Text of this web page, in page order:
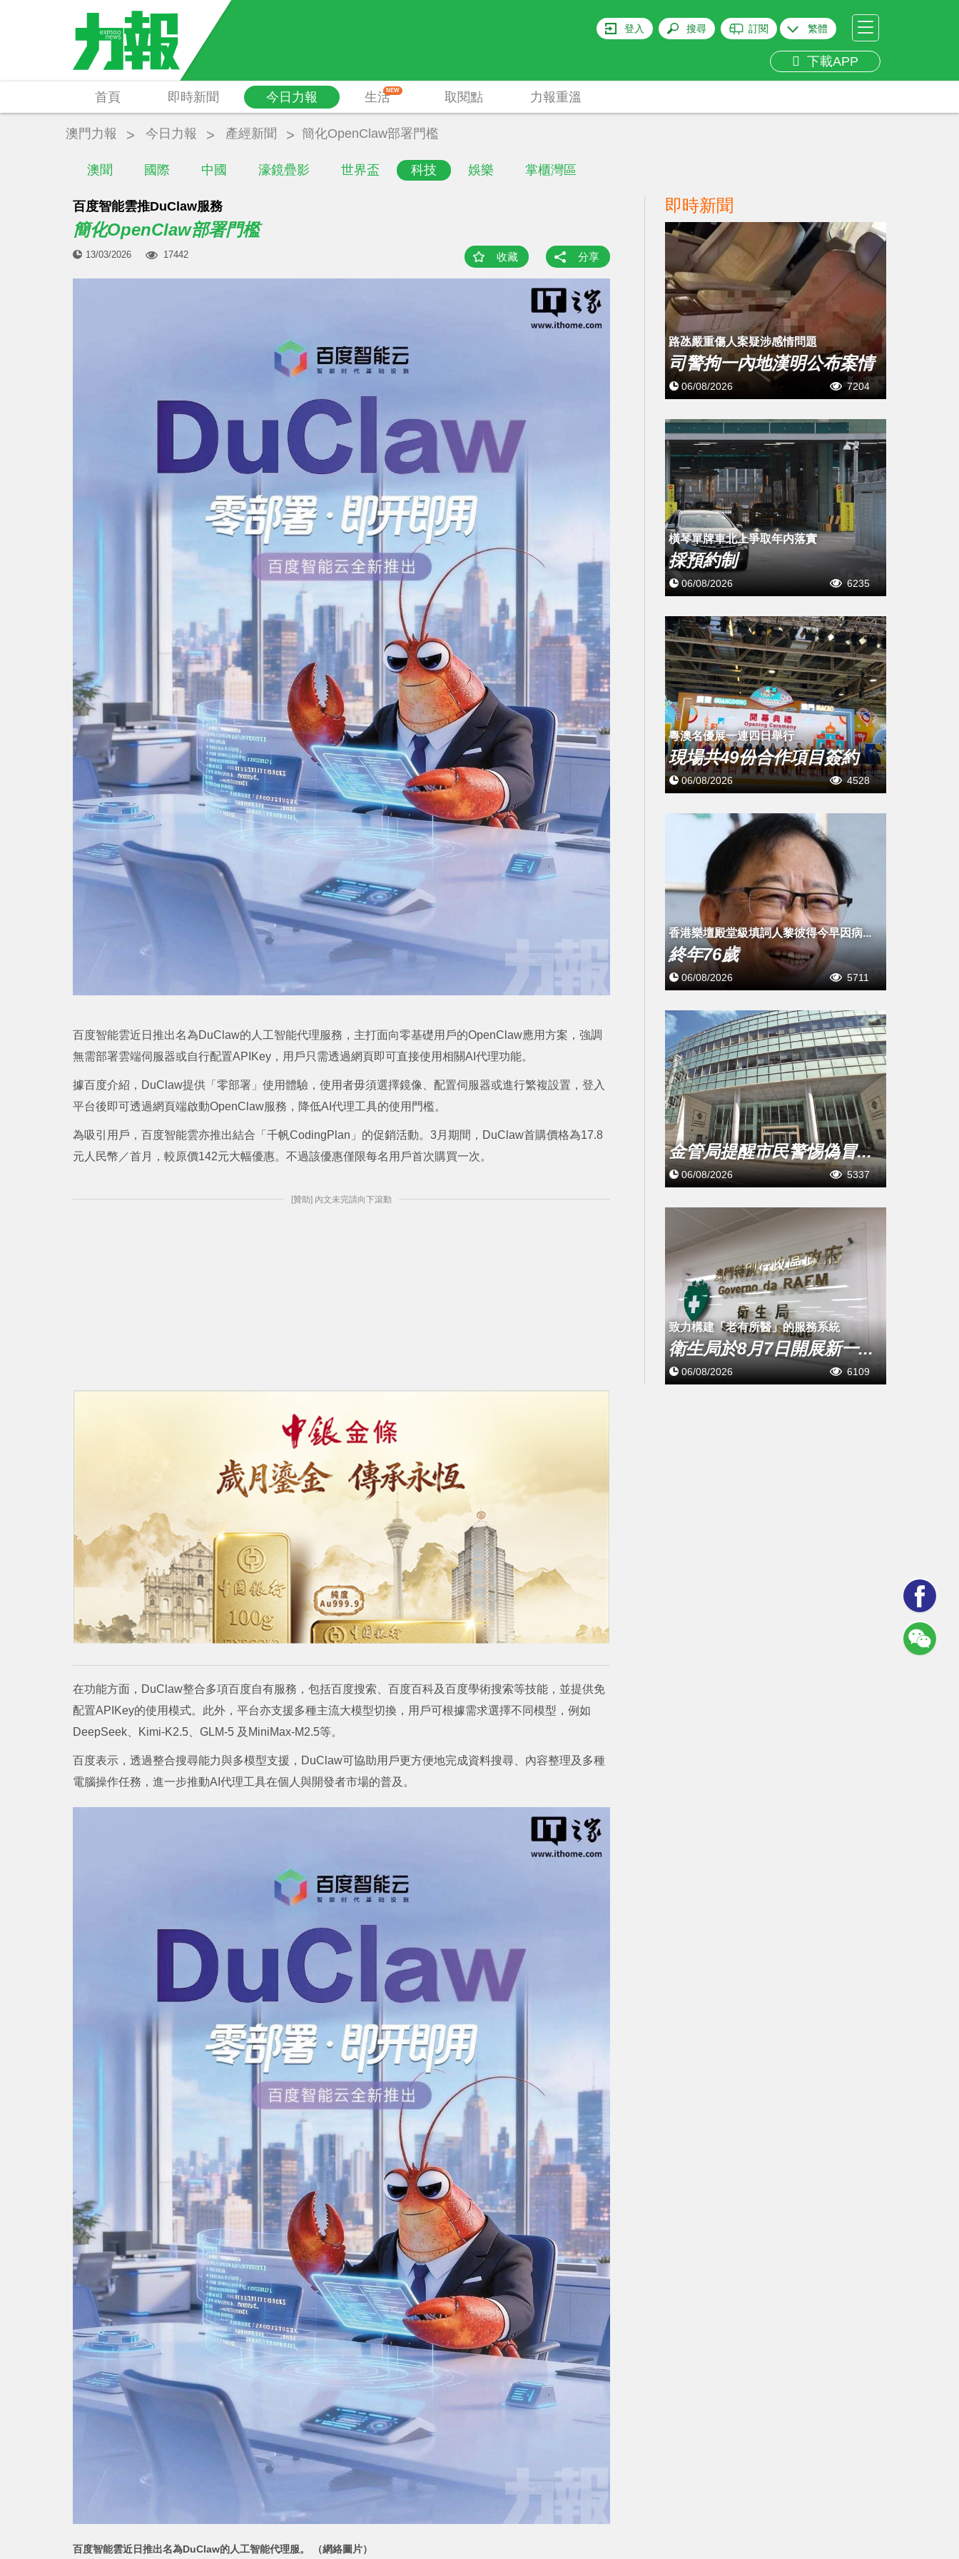
登入 搜尋 訂閱 繁體
下載APP
首頁 即時新聞 今日力報
澳聞 國際 中國 濠鏡疊影 世界盃 科技 娛樂 掌櫃灣區
生活NEW 取閱點 力報重溫
澳門力報 今日力報 產經新聞 簡化OpenClaw部署門檻
百度智能雲推DuClaw服務
簡化OpenClaw部署門檻
13/03/2026 17442 收藏 分享
百度智能雲近日推出名為DuClaw的人工智能代理服務，主打面向零基礎用戶的OpenClaw應用方案，強調
無需部署雲端伺服器或自行配置APIKey，用戶只需透過網頁即可直接使用相關AI代理功能。
據百度介紹，DuClaw提供「零部署」使用體驗，使用者毋須選擇鏡像、配置伺服器或進行繁複設置，登入
平台後即可透過網頁端啟動OpenClaw服務，降低AI代理工具的使用門檻。
為吸引用戶，百度智能雲亦推出結合「千帆CodingPlan」的促銷活動。3月期間，DuClaw首購價格為17.8
元人民幣／首月，較原價142元大幅優惠。不過該優惠僅限每名用戶首次購買一次。
[贊助] 內文未完請向下滾動
在功能方面，DuClaw整合多項百度自有服務，包括百度搜索、百度百科及百度學術搜索等技能，並提供免
配置APIKey的使用模式。此外，平台亦支援多種主流大模型切換，用戶可根據需求選擇不同模型，例如
DeepSeek、Kimi-K2.5、GLM-5 及MiniMax-M2.5等。
百度表示，透過整合搜尋能力與多模型支援，DuClaw可協助用戶更方便地完成資料搜尋、內容整理及多種
電腦操作任務，進一步推動AI代理工具在個人與開發者市場的普及。
百度智能雲近日推出名為DuClaw的人工智能代理服。 （網絡圖片）
即時新聞
​路氹嚴重傷人案疑涉感情問題
司警拘一內地漢明公布案情
06/08/2026 7204
橫琴單牌車北上爭取年内落實
採預約制
06/08/2026 6235
粵澳名優展一連四日舉行
現場共49份合作項目簽約
06/08/2026 4528
​香港樂壇殿堂級填詞人黎彼得今早因病...
終年76歲
06/08/2026 5711
金管局提醒市民警惕偽冒...
06/08/2026 5337
致力構建「老有所醫」的服務系統
衛生局於8月7日開展新一...
06/08/2026 6109